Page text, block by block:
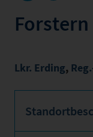
Forstern
Lkr. Erding,